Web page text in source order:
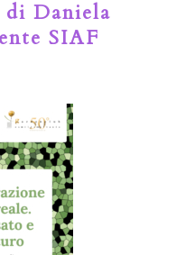
di Daniela
SIAF